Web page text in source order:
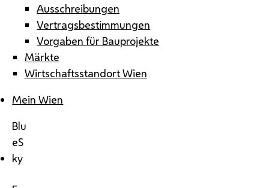
Ausschreibungen
Vertragsbestimmungen
Vorgaben für Bauprojekte
Märkte
Wirtschaftsstandort Wien
Mein Wien
Blu
eS
ky